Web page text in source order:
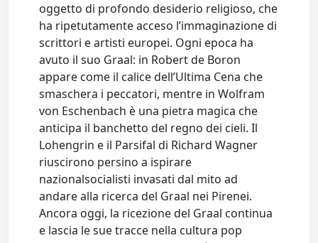
oggetto di profondo desiderio religioso, che
ha ripetutamente acceso l’immaginazione di
scrittori e artisti europei. Ogni epoca ha
avuto il suo Graal: in Robert de Boron
appare come il calice dell’Ultima Cena che
smaschera i peccatori, mentre in Wolfram
von Eschenbach è una pietra magica che
anticipa il banchetto del regno dei cieli. Il
Lohengrin e il Parsifal di Richard Wagner
riuscirono persino a ispirare
nazionalsocialisti invasati dal mito ad
andare alla ricerca del Graal nei Pirenei.
Ancora oggi, la ricezione del Graal continua
e lascia le sue tracce nella cultura pop